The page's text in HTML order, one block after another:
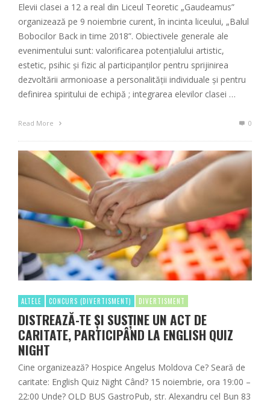
Elevii clasei a 12 a real din Liceul Teoretic „Gaudeamus”
organizează pe 9 noiembrie curent, în incinta liceului, „Balul
Bobocilor Back in time 2018”. Obiectivele generale ale
evenimentului sunt: valorificarea potenţialului artistic,
estetic, psihic şi fizic al participanților pentru sprijinirea
dezvoltării armonioase a personalităţii individuale şi pentru
definirea spiritului de echipă ; integrarea elevilor clasei …
Read More 0
ALTELE CONCURS (DIVERTISMENT) DIVERTISMENT
DISTREAZĂ-TE ȘI SUSȚINE UN ACT DE
CARITATE, PARTICIPÂND LA ENGLISH QUIZ
NIGHT
Cine organizează? Hospice Angelus Moldova Ce?​ Seară de
caritate: English Quiz Night Când? 15 noiembrie, ora 19:00 –
22:00 Unde? OLD BUS GastroPub, str. Alexandru cel Bun 83